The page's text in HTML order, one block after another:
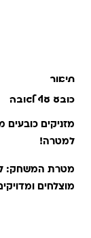
תיאור
כובע עף לגובה
מזניקים
למטרה!
מטרת המשחק:
מוצלחים